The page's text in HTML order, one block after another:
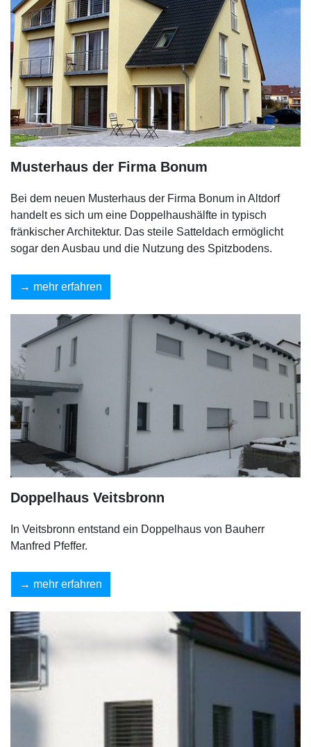
Musterhaus der Firma Bonum
Bei dem neuen Musterhaus der Firma Bonum in Altdorf
handelt es sich um eine Doppelhaushälfte in typisch
fränkischer Architektur. Das steile Satteldach ermöglicht
sogar den Ausbau und die Nutzung des Spitzbodens.
mehr erfahren
Doppelhaus Veitsbronn
In Veitsbronn entstand ein Doppelhaus von Bauherr
Manfred Pfeffer.
mehr erfahren